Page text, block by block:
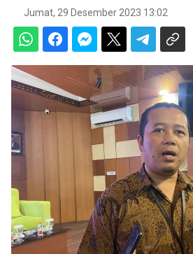
Jumat, 29 Desember 2023 13:02